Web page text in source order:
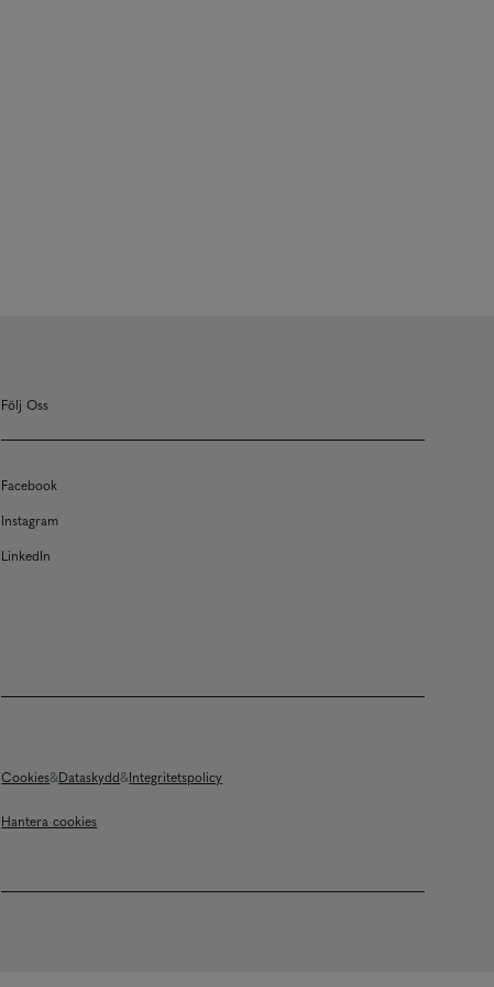
Följ Oss
Facebook
Instagram
LinkedIn
Cookies Dataskydd Integritetspolicy
Hantera cookies